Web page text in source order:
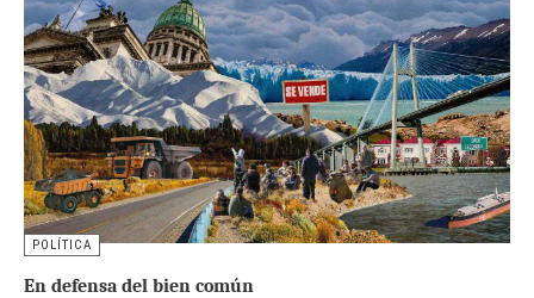
POLÍTICA
En defensa del bien común